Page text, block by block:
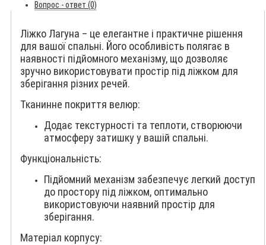
Вопрос - ответ (0)
Ліжко Лагуна – це елегантне і практичне рішення
для вашої спальні. Його особливість полягає в
наявності підйомного механізму, що дозволяє
зручно використовувати простір під ліжком для
зберігання різних речей.
Тканинне покриття велюр:
Додає текстурності та теплоти, створюючи
атмосферу затишку у вашій спальні.
Функціональність:
Підйомний механізм забезпечує легкий доступ
до простору під ліжком, оптимально
використовуючи наявний простір для
зберігання.
Матеріал корпусу: